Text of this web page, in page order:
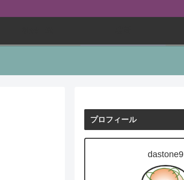
プロフィール
dastone9